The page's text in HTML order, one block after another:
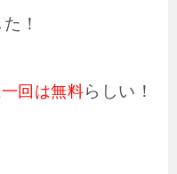
！
回は無料らしい！